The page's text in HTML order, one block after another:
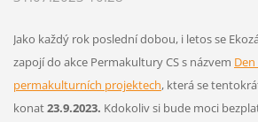
Jako každý rok poslední dobou, i letos se
zapojí do akce Permakultury CS s názvem
permakulturních projektech, která se
konat23.9.2023. Kdokoliv si bude moci